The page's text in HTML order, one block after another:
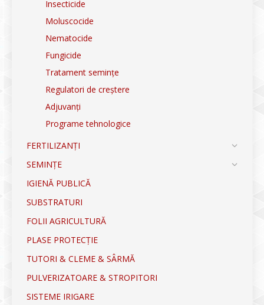
Insecticide
Moluscocide
Nematocide
Fungicide
Tratament semințe
Regulatori de creștere
Adjuvanți
Programe tehnologice
FERTILIZANȚI
SEMINȚE
IGIENĂ PUBLICĂ
SUBSTRATURI
FOLII AGRICULTURĂ
PLASE PROTECȚIE
TUTORI & CLEME & SÂRMĂ
PULVERIZATOARE & STROPITORI
SISTEME IRIGARE